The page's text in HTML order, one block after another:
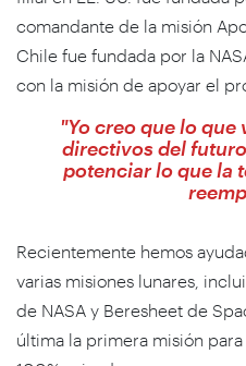
comandante de la misión
Chile fue fundada por la
con la misión de apoyar el
"Yo creo que lo que
directivos del
potenciar lo que la
Recientemente hemos
varias misiones lunares,
de NASA y Beresheet de
última la primera misión